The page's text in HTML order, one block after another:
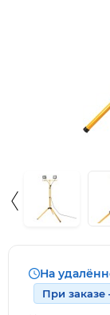
На
При заказе